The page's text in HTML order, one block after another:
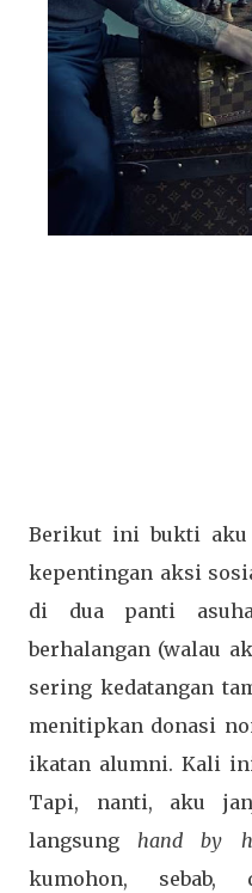
Berikut ini bukti aku
kepentingan aksi
di dua panti
berhalangan (walau
sering kedatangan
menitipkan donasi
ikatan alumni. Kali
Tapi, nanti, aku
langsunghand by
kumohon,